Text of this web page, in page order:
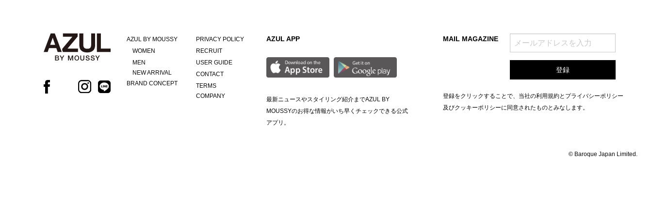
AZUL BY MOUSSY
WOMEN
MEN
NEW ARRIVAL
BRAND CONCEPT
PRIVACY POLICY
RECRUIT
USER GUIDE
CONTACT
TERMS
COMPANY
AZUL APP
最新ニュースやスタイリング紹介までAZUL BY
MOUSSYのお得な情報がいち早くチェックできる公式
アプリ。
MAIL MAGAZINE
登録をクリックすることで、当社の利用規約と プライバシーポリシー
及びクッキーポリシーに同意されたものとみなします。
© Baroque Japan Limited.